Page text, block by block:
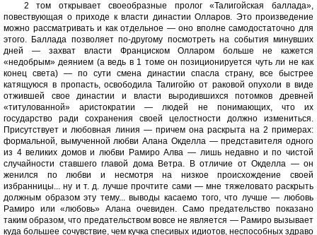
2 том открывает своеобразные пролог «Талигойская баллада»,
повествующая о приходе к власти династии Олларов. Это произведение
можно рассматривать и как отдельное — оно вполне самодостаточно для
этого. Баллада позволяет по-другому посмотреть на события минувших
дней — захват власти Франциском Олларом больше не кажется
«недобрым» деянием (а ведь в 1 томе он позиционируется чуть ли не как
конец света) — по сути смена династии спасла страну, все быстрее
катящуюся в пропасть, освободила Талигойю от раковой опухоли в виде
отжившей свое династии и власти выродившихся потомков древней
«титулованной» аристократии — людей не понимающих, что их
государство ради сохранения своей целостности должно измениться.
Присутствует и любовная линия — причем она раскрыта на 2 примерах:
формальной, вымученной любви Алана Окделла — представителя одного
из 4 великих домов и любви Рамиро Алва — лишь недавно и по чистой
случайности ставшего главой дома Ветра. В отличие от Окделла — он
женился по любви и несмотря на низкое происхождение своей
избранницы... ну и т. д. лучше прочтите сами — мне тяжеловато раскрыть
должным образом эту тему... выводы касаемо того, что лучше — любовь
Рамиро или «любовь» Алана очевиден. Само предательство показано
таким образом, что предательством вовсе не является — Рамиро вызывает
куда большее сочувствие, чем кучка спесивых идиотов, неспособных здраво